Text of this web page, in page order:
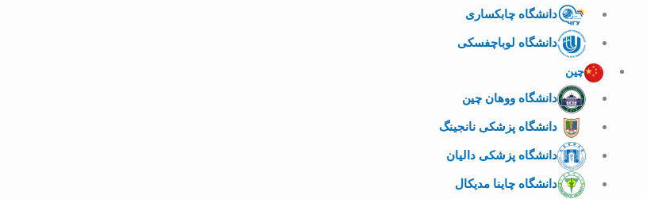
دانشگاه چابکساری
دانشگاه لوباچفسکی
چین
دانشگاه ووهان چین
دانشگاه پزشکی نانجینگ
دانشگاه پزشکی دالیان
دانشگاه چاینا مدیکال